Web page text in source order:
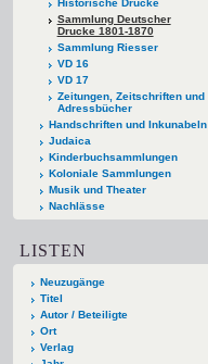
Historische Drucke
Sammlung Deutscher
Drucke 1801-1870
Sammlung Riesser
VD 16
VD 17
Zeitungen, Zeitschriften und
Adressbücher
Handschriften und Inkunabeln
Judaica
Kinderbuchsammlungen
Koloniale Sammlungen
Musik und Theater
Nachlässe
LISTEN
Neuzugänge
Titel
Autor / Beteiligte
Ort
Verlag